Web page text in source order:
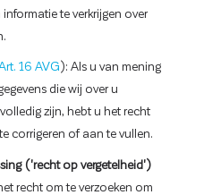
te verkrijgen over
16 AVG): Als u van mening
die wij over u
zijn, hebt u het recht
corrigeren of aan te vullen.
('recht op vergetelheid')
recht om te verzoeken om